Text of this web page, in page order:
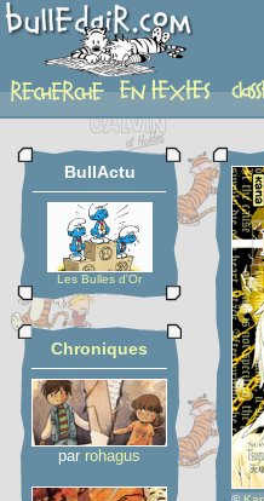
album
BullActu
Les Bulles d'Or
Chroniques
par rohagus